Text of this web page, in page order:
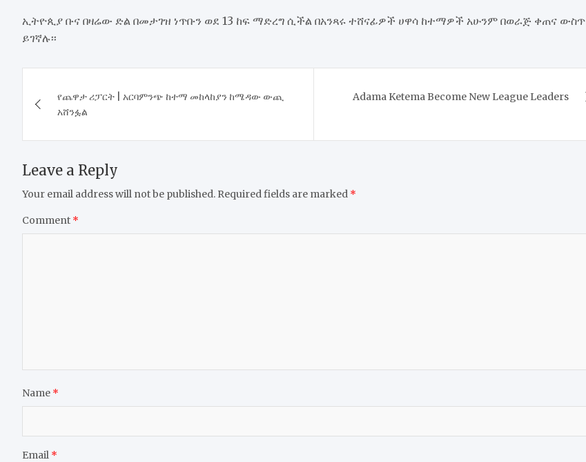
ኢትዮጲያ ቡና በዛሬው ድል በመታገዝ ነጥቡን ወደ 13 ከፍ ማድረግ ሲችል በአንጻሩ ተሸናፊዎች ሀዋሳ ከተማዎች አሁንም በወራጅ ቀጠና ውስጥ
ይገኛሉ፡፡
navigation
የጨዋታ ሪፓርት | አርባምንጭ ከተማ መከላከያን ከሜዳው ውጪ
አሸንፏል
Adama Ketema Become New League Leaders
Leave a Reply
Your email address will not be published. Required fields are marked *
Comment *
Name *
Email *